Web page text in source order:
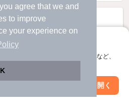
agree that we and
to improve
your experience on
サクサクお部屋探し
る。マップ検索やお気に入り保存など、
アプリを開く
絞り込み条件を変更